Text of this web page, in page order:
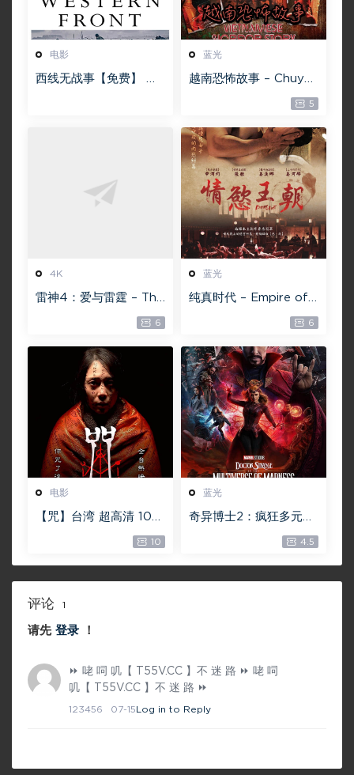
电影
西线无战事【免费】 W
蓝光
越南恐怖故事 – Chuyện
][22GB][1080P][115网
盘专用下载 ]
5
4K
雷神4：爱与雷霆 – Tho
20.4GB [115网盘下载]
6
蓝光
纯真时代 – Empire of
GB ISO【115网盘专用
下载】
6
电影
【咒】台湾 超高清 108
网目前最清晰版本】
10
蓝光
奇异博士2：疯狂多元宇
Doctor Strange in th
e Multiverse of Madn
ess 60GB
4.5
评论 1
请先 登录 ！
⏩ 咾 呞 叽【 T55V.CC 】不 迷 路 ⏩ 咾 呞
叽【 T55V.CC 】不 迷 路 ⏩
123456 07-15Log in to Reply